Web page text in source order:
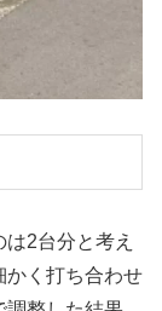
2台分と考え
かく打ち合わせ